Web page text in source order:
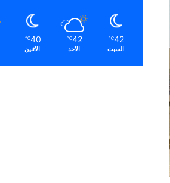
42
℃
السبت
42
℃
الأحد
40
℃
الأثنين